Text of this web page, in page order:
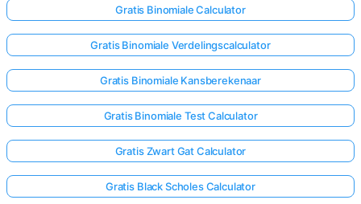
Gratis Binomiale Calculator
Gratis Binomiale Verdelingscalculator
Gratis Binomiale Kansberekenaar
Gratis Binomiale Test Calculator
Gratis Zwart Gat Calculator
Gratis Black Scholes Calculator